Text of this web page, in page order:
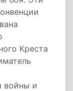
Креста
войны и